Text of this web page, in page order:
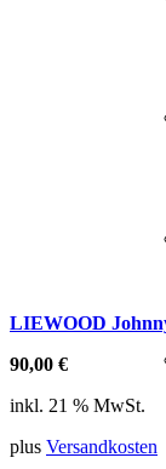
LIEWOOD
90,00 €
inkl. 21 % MwSt.
plus Versandkosten